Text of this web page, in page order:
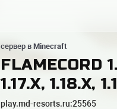
сервер в Minecraft
FLAMECORD
1.17.X, 1.18.X,
play.md-resorts.ru:25565